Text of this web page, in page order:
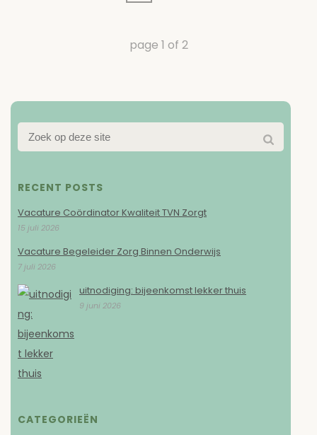
page 1 of 2
RECENT POSTS
Vacature Coördinator Kwaliteit TVN Zorgt
15 juli 2026
Vacature Begeleider Zorg Binnen Onderwijs
7 juli 2026
uitnodiging: bijeenkomst lekker thuis
9 juni 2026
CATEGORIEËN